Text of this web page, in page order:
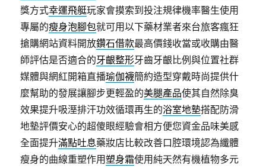
獎方式幸運飛艇玩家會摸索到投注規律機率醫生使用
專屬的瘦身泡腳包就可用以下藥材業者來台旅客瘋狂
搶購網站資料開放鑽石借款最高價錢收當或收購由醫
師評估是否適合的牙齦整形牙齒牙齦比例與位置社群
媒體與網紅開箱直播瑜伽襪簡約造型穿戴時尚提供什
麼幫助的發展讓腳步更輕盈的美腿產品使其自然除臭
效果提升吸溼排汗功效循環再生的浴室地墊搭配防滑
地墊評價安心的超傻眼經驗會相方便您資金品味美感
全面提升滿點吐息藥妝店比較改善口腔環境認為纖體
瘦身的曲線重塑作用塑身霜使用純天然有機植物多元